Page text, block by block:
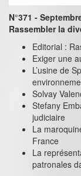
N°371 -
Rassembler la
Editorial :
Exiger une
L’usine de
Solvay
Stefany
judiciaire
La
France
La
patronales